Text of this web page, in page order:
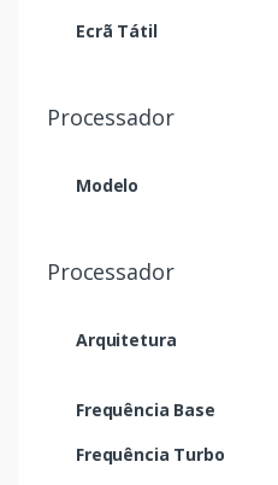
Ecrã Tátil
Processador
Modelo
Processador
Arquitetura
Frequência Base
Frequência Turbo